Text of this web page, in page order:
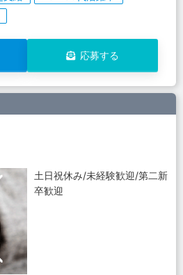
応募する
土日祝休み/未経験歓迎/第二新
卒歓迎